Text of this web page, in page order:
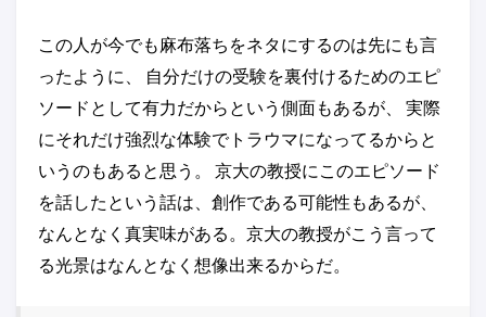
この人が今でも麻布落ちをネタにするのは先にも言
ったように、 自分だけの受験を裏付けるためのエピ
ソードとして有力だからという側面もあるが、 実際
にそれだけ強烈な体験でトラウマになってるからと
いうのもあると思う。 京大の教授にこのエピソード
を話したという話は、創作である可能性もあるが、
なんとなく真実味がある。京大の教授がこう言って
る光景はなんとなく想像出来るからだ。